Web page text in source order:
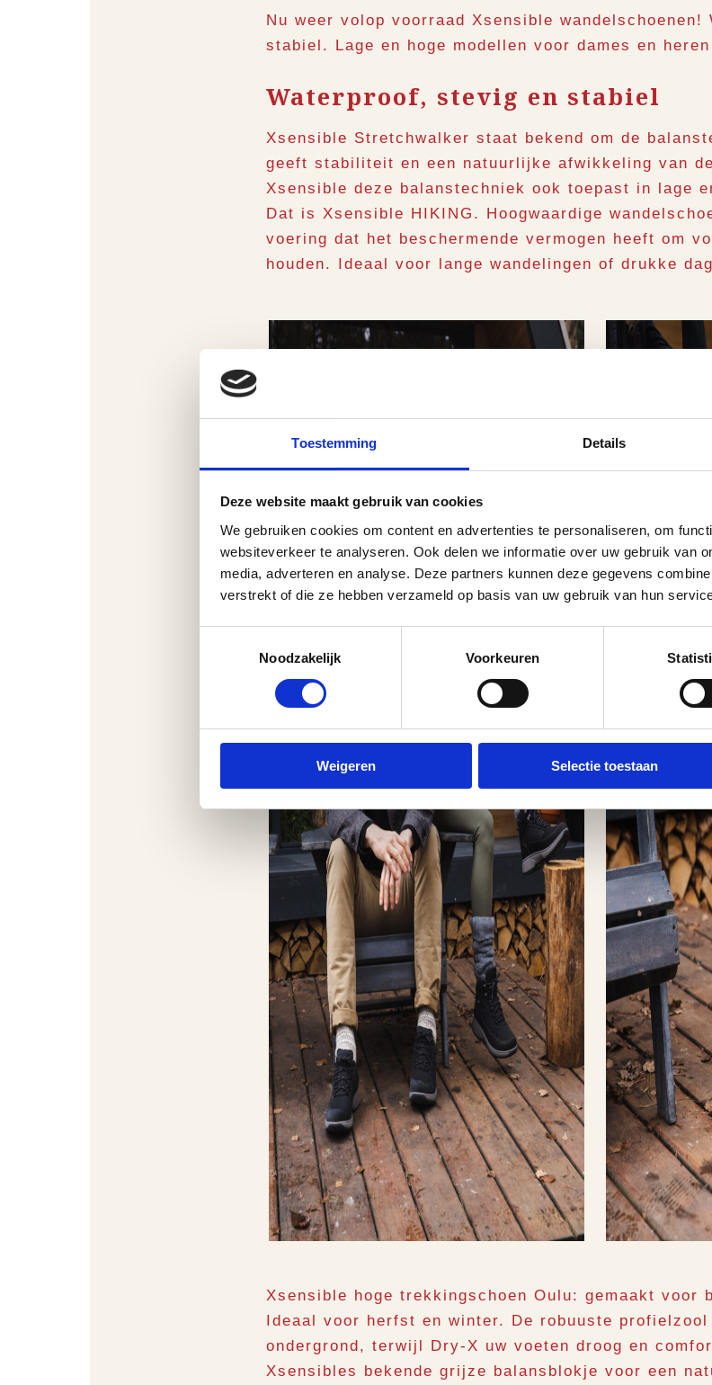
Toestemming Details
Deze website maakt gebruik van cookies
We gebruiken cookies om content en advertenties te personaliseren, om
websiteverkeer te analyseren. Ook delen we informatie over uw gebruik van
media, adverteren en analyse. Deze partners kunnen deze gegevens
verstrekt of die ze hebben verzameld op basis van uw gebruik van hun
Noodzakelijk
Voorkeuren
Weigeren Selectie toestaan
Nu weer volop voorraad Xsensible
stabiel. Lage en hoge modellen voor dames en
Waterproof, stevig en stabiel
Xsensible Stretchwalker staat bekend om de
geeft stabiliteit en een natuurlijke afwikkeling van
Xsensible deze balanstechniek ook toepast in lage
Dat is Xsensible HIKING. Hoogwaardige
voering dat het beschermende vermogen heeft om
houden. Ideaal voor lange wandelingen of drukke
Xsensible hoge trekkingschoen Oulu: gemaakt voor
Ideaal voor herfst en winter. De robuuste
ondergrond, terwijl Dry-X uw voeten droog en
Xsensibles bekende grijze balansblokje voor een